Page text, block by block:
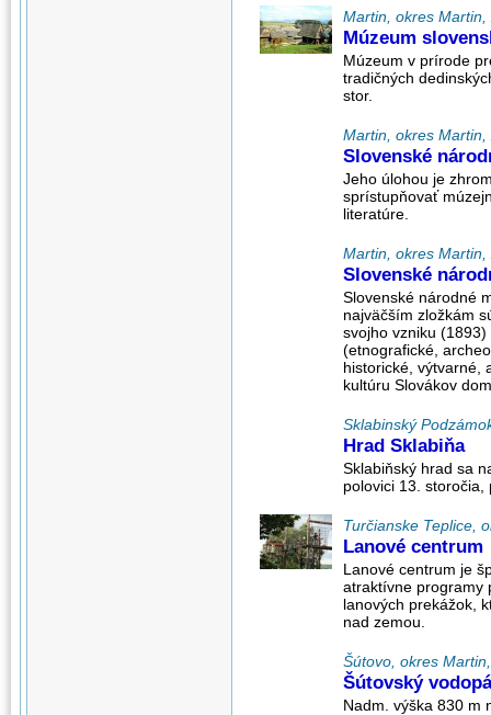
Martin, okres
Múzeum
Múzeum v prírode
tradičných
stor.
Martin, okres
Slovenské
Jeho úlohou je
sprístupňovať
literatúre.
Martin, okres
Slovenské
Slovenské národné
najväčším zložkám
svojho vzniku
(etnografické,
historické, výtvarné,
kultúru Slovákov
Sklabinský
Hrad Sklabiňa
Sklabiňský hrad sa
polovici 13.
Turčianske Teplice,
Lanové centrum
Lanové centrum je
atraktívne programy
lanových prekážok,
nad zemou.
Šútovo, okres
Šútovský
Nadm. výška 830 m